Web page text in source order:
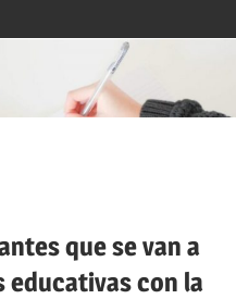
que se van a
educativas con la